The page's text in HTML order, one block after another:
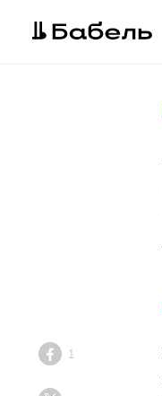
Facebook
1